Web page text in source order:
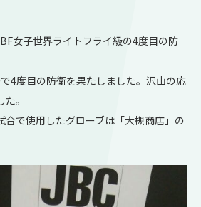
女子世界ライトフライ級の4度目の防
4度目の防衛を果たしました。沢山の応
。
合で使用したグローブは「大槻商店」の